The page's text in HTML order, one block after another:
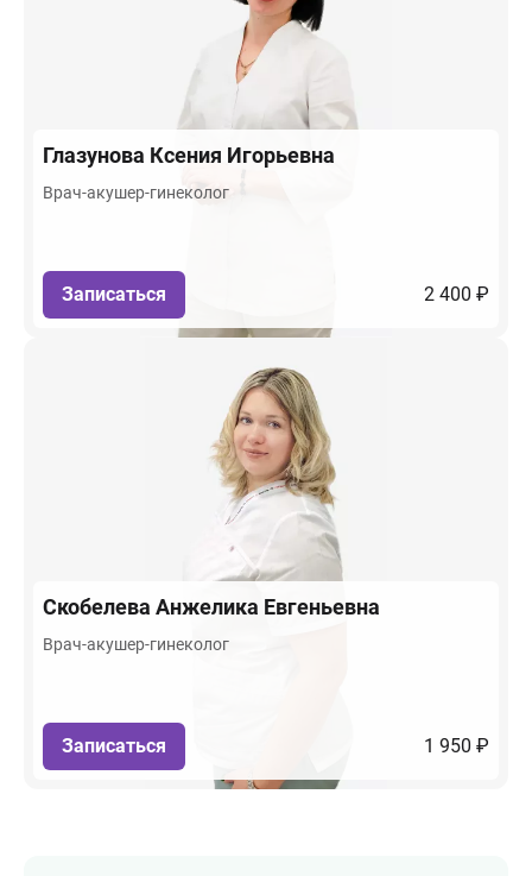
Глазунова Ксения Игорьевна
Врач-акушер-гинеколог
Записаться 2 400 ₽
Скобелева Анжелика Евгеньевна
Врач-акушер-гинеколог
Записаться 1 950 ₽